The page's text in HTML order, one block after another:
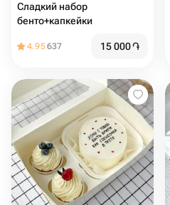
Сладкий набор
бенто+капкейки
4.95637 15 000֏